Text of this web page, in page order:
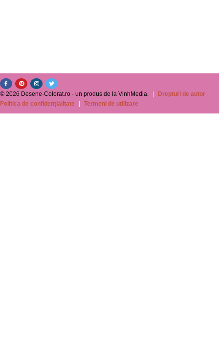
© 2026 Desene-Colorat.ro - un produs de la VinhMedia. Drepturi de autor
Politica de confidențialitate
Termeni de utilizare